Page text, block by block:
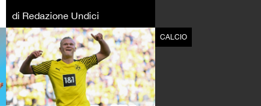
di Redazione Undici
CALCIO CALCIO